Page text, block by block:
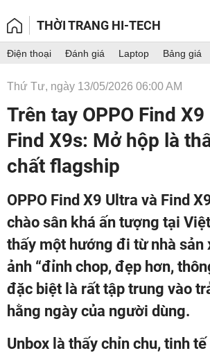
THỜI TRANG HI-TECH
Điện thoại Đánh giá Laptop Bảng giá
Thứ Tư, ngày 13/05/2026 06:00 AM
Trên tay OPPO Find
Find X9s: Mở hộp là
chất flagship
OPPO Find X9 Ultra và Find
chào sân khá ấn tượng tại
thấy một hướng đi từ nhà sản
ảnh “đỉnh chop, đẹp hơn,
đặc biệt là rất tập trung vào
hằng ngày của người dùng.
Unbox là thấy chỉn chu, tinh tế